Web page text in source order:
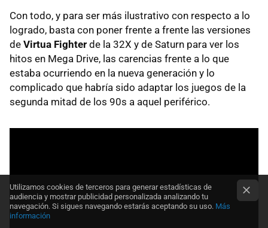
Con todo, y para ser más ilustrativo con respecto a lo
logrado, basta con poner frente a frente las versiones
de Virtua Fighter de la 32X y de Saturn para ver los
hitos en Mega Drive, las carencias frente a lo que
estaba ocurriendo en la nueva generación y lo
complicado que habría sido adaptar los juegos de la
segunda mitad de los 90s a aquel periférico.
Utilizamos cookies de terceros para generar estadísticas de
audiencia y mostrar publicidad personalizada analizando tu
navegación. Si sigues navegando estarás aceptando su uso. Más
información